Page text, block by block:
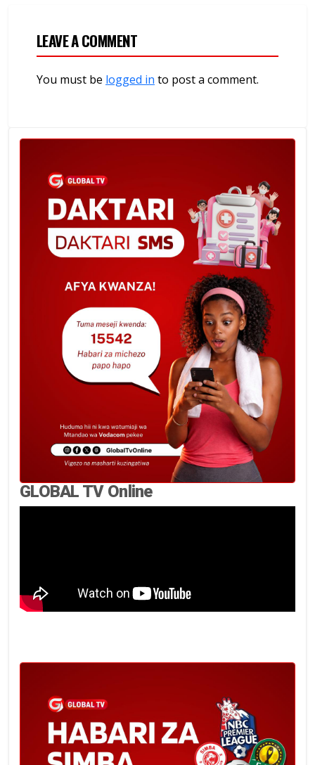
LEAVE A COMMENT
You must be logged in to post a comment.
GLOBAL TV Online